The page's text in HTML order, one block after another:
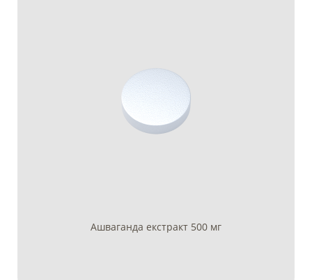
Ашваганда екстракт 500 мг